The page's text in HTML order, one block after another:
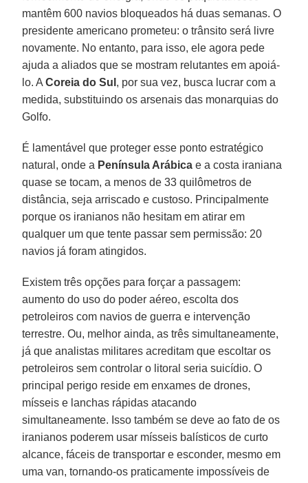
mantêm 600 navios bloqueados há duas semanas. O
presidente americano prometeu: o trânsito será livre
novamente. No entanto, para isso, ele agora pede
ajuda a aliados que se mostram relutantes em apoiá-
lo. ACoreia do Sul , por sua vez, busca lucrar com a
medida, substituindo os arsenais das monarquias do
Golfo.
É lamentável que proteger esse ponto estratégico
natural, onde a Península Arábica e a costa iraniana
quase se tocam, a menos de 33 quilômetros de
distância, seja arriscado e custoso. Principalmente
porque os iranianos não hesitam em atirar em
qualquer um que tente passar sem permissão: 20
navios já foram atingidos.
Existem três opções para forçar a passagem:
aumento do uso do poder aéreo, escolta dos
petroleiros com navios de guerra e intervenção
terrestre. Ou, melhor ainda, as três simultaneamente,
já que analistas militares acreditam que escoltar os
petroleiros sem controlar o litoral seria suicídio. O
principal perigo reside em enxames de drones,
mísseis e lanchas rápidas atacando
simultaneamente. Isso também se deve ao fato de os
iranianos poderem usar mísseis balísticos de curto
alcance, fáceis de transportar e esconder, mesmo em
uma van, tornando-os praticamente impossíveis de